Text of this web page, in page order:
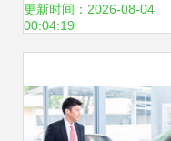
重构销售战略
更新时间：2026-08-04
00:04:19